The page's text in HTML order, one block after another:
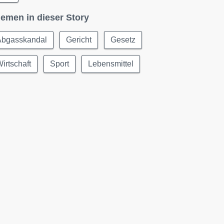
in dieser Story
Gericht Gesetz
Sport Lebensmittel